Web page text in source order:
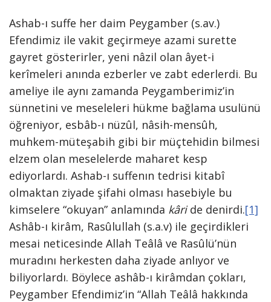
Ashab-ı suffe her daim Peygamber (s.av.)
Efendimiz ile vakit geçirmeye azami surette
gayret gösterirler, yeni nâzil olan âyet-i
kerîmeleri anında ezberler ve zabt ederlerdi. Bu
ameliye ile aynı zamanda Peygamberimiz’in
sünnetini ve meseleleri hükme bağlama usulünü
öğreniyor, esbâb-ı nüzûl, nâsih-mensûh,
muhkem-müteşabih gibi bir müçtehidin bilmesi
elzem olan meselelerde maharet kesp
ediyorlardı. Ashab-ı suffenın tedrisi kitabî
olmaktan ziyade şifahi olması hasebiyle bu
kimselere “okuyan” anlamında kâride denirdi.[1]
Ashâb-ı kirâm, Rasûlullah (s.a.v) ile geçirdikleri
mesai neticesinde Allah Teâlâ ve Rasûlü’nün
muradını herkesten daha ziyade anlıyor ve
biliyorlardı. Böylece ashâb-ı kirâmdan çokları,
Peygamber Efendimiz’in “Allah Teâlâ hakkında